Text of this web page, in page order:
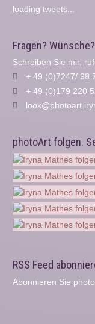
loading tweets...
Fragen? Wünsche?
Schreiben Sie mir,
+ 49 (0)7247/ 98
+ 49 (0)179 220
photoArt folgen.
RSS Feed
Abonnieren Sie